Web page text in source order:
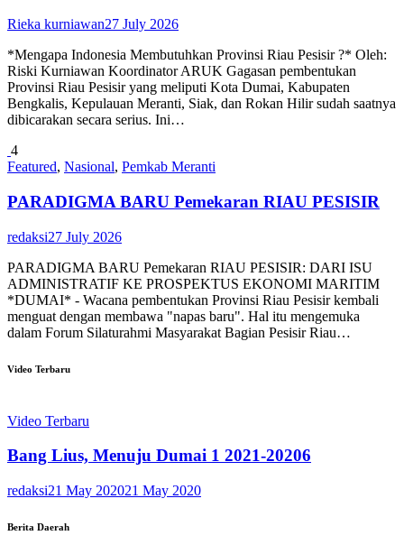
Rieka kurniawan27 July 2026
*Mengapa Indonesia Membutuhkan Provinsi Riau Pesisir ?* Oleh:
Riski Kurniawan Koordinator ARUK Gagasan pembentukan
Provinsi Riau Pesisir yang meliputi Kota Dumai, Kabupaten
Bengkalis, Kepulauan Meranti, Siak, dan Rokan Hilir sudah saatnya
dibicarakan secara serius. Ini…
4
Featured, Nasional, Pemkab Meranti
PARADIGMA BARU Pemekaran RIAU PESISIR
redaksi27 July 2026
PARADIGMA BARU Pemekaran RIAU PESISIR: DARI ISU
ADMINISTRATIF KE PROSPEKTUS EKONOMI MARITIM
*DUMAI* - Wacana pembentukan Provinsi Riau Pesisir kembali
menguat dengan membawa "napas baru". Hal itu mengemuka
dalam Forum Silaturahmi Masyarakat Bagian Pesisir Riau…
Video Terbaru
Video Terbaru
Bang Lius, Menuju Dumai 1 2021-20206
redaksi21 May 202021 May 2020
Berita Daerah